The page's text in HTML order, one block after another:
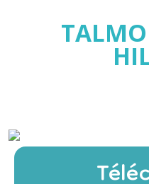
ACTUALITÉS